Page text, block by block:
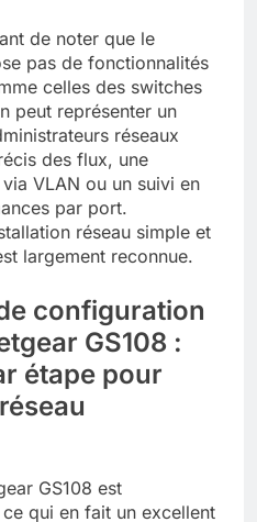
de noter que le
pas de fonctionnalités
celles des switches
peut représenter un
réseaux
des flux, une
VLAN ou un suivi en
par port.
réseau simple et
largement reconnue.
configuration
GS108 :
étape pour
GS108 est
qui en fait un excellent